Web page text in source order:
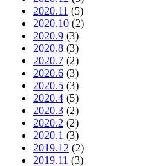
2020.11 (5)
2020.10 (2)
2020.9 (3)
2020.8 (3)
2020.7 (2)
2020.6 (3)
2020.5 (3)
2020.4 (5)
2020.3 (2)
2020.2 (2)
2020.1 (3)
2019.12 (2)
2019.11 (3)